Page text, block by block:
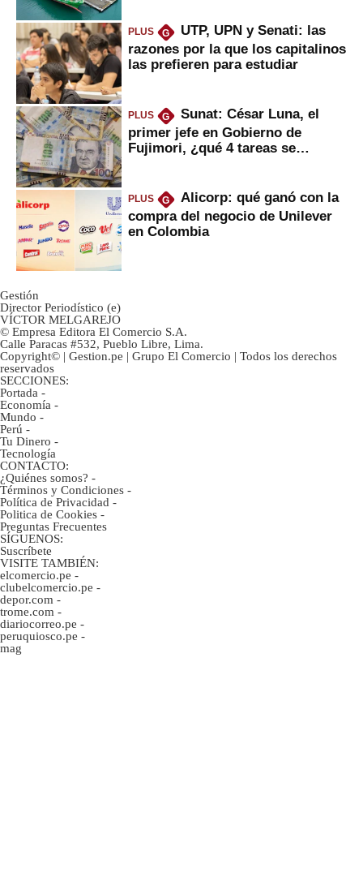
PLUS G
UTP, UPN y Senati: las
razones por la que los capitalinos
las prefieren para estudiar
PLUS G
Sunat: César Luna, el
primer jefe en Gobierno de
Fujimori, ¿qué 4 tareas se
PLUS G
Alicorp: qué ganó con la
compra del negocio de Unilever
en Colombia
Gestión
Director Periodístico (e)
VÍCTOR MELGAREJO
© Empresa Editora El Comercio S.A.
Calle Paracas #532, Pueblo Libre, Lima.
Copyright© | Gestion.pe | Grupo El Comercio | Todos los derechos
reservados
SECCIONES:
Portada -
Economía -
Mundo -
Perú -
Tu Dinero -
Tecnología
CONTACTO:
¿Quiénes somos? -
Términos y Condiciones -
Política de Privacidad -
Politica de Cookies -
Preguntas Frecuentes
SÍGUENOS:
Suscríbete
VISITE TAMBIÉN:
elcomercio.pe -
clubelcomercio.pe -
depor.com -
trome.com -
diariocorreo.pe -
peruquiosco.pe -
mag